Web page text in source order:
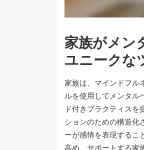
家族がメン
ユニークな
家族は、マインドフル
ルを使用してメンタル
ド付きプラクティス
ションのための構造化
ーが感情を表現するこ